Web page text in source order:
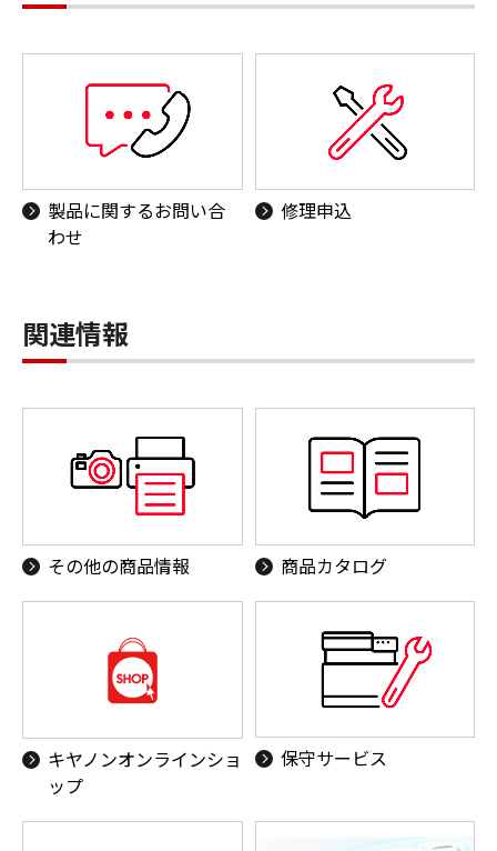
製品に関するお問い合
わせ
修理申込
関連情報
その他の商品情報 商品カタログ
キヤノンオンラインショ
ップ
保守サービス